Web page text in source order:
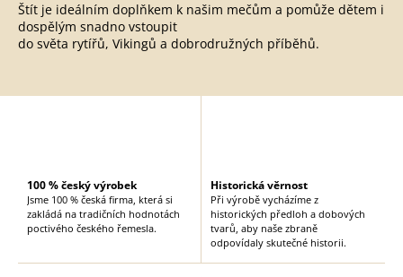
Štít je ideálním doplňkem k našim mečům a pomůže dětem i
dospělým snadno vstoupit
do světa rytířů, Vikingů a dobrodružných příběhů.
100 % český výrobek
Jsme 100 % česká firma, která si
zakládá na tradičních hodnotách
poctivého českého řemesla.
Historická věrnost
Při výrobě vycházíme z
historických předloh a dobových
tvarů, aby naše zbraně
odpovídaly skutečné historii.